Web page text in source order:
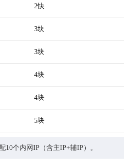
2快
3块
3块
4块
4块
5块
10个内网IP（含主IP+辅IP）。